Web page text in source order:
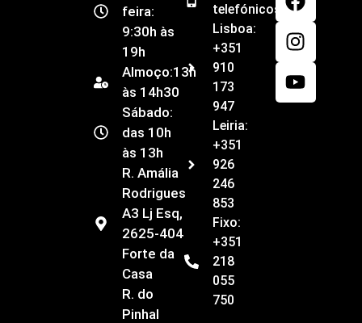
feira:
9:30h às
19h
Almoço:13h
às 14h30
Sábado:
das 10h
às 13h
R. Amália
Rodrigues
A3 Lj Esq,
2625-404
Forte da
Casa
R. do
Pinhal
telefónicos
Lisboa:
+351
910
173
947
Leiria:
+351
926
246
853
Fixo:
+351
218
055
750